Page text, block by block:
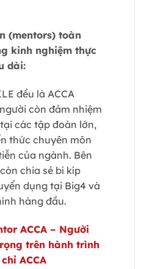
(mentors) toàn
kinh nghiệm thực
dài:
đều là ACCA
còn đảm nhiệm
các tập đoàn lớn,
thức chuyên môn
của ngành. Bên
chia sẻ bí kíp
dụng tại Big4 và
hàng đầu.
ACCA – Người
trên hành trình
ACCA